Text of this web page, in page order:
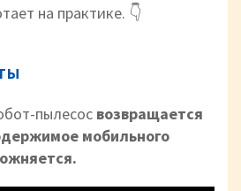
на практике. 👇
пылесос возвращается
мобильного